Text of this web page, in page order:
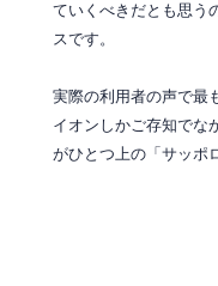
ていくべきだとも思う
スです。
実際の利用者の声で最
イオンしかご存知でな
がひとつ上の「サッポ